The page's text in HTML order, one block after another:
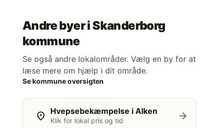
Andre byer iSkanderborg
kommune
Se også andre lokalområder. Vælg en by for at
læse mere om hjælp i dit område.
Se kommune oversigten
location_on Hvepsebekæmpelse i Alken
Klik for lokal pris og tid arrow_forward